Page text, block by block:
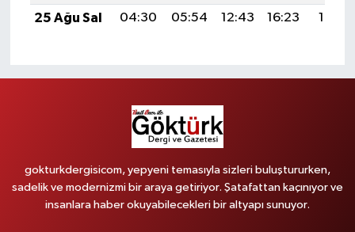
25 Ağu Sal
04:30 05:54 12:43 16:23 19:21
gokturkdergisicom, yepyeni temasıyla sizleri buluştururken,
sadelik ve modernizmi bir araya getiriyor. Şatafattan kaçınıyor ve
insanlara haber okuyabilecekleri bir altyapı sunuyor.